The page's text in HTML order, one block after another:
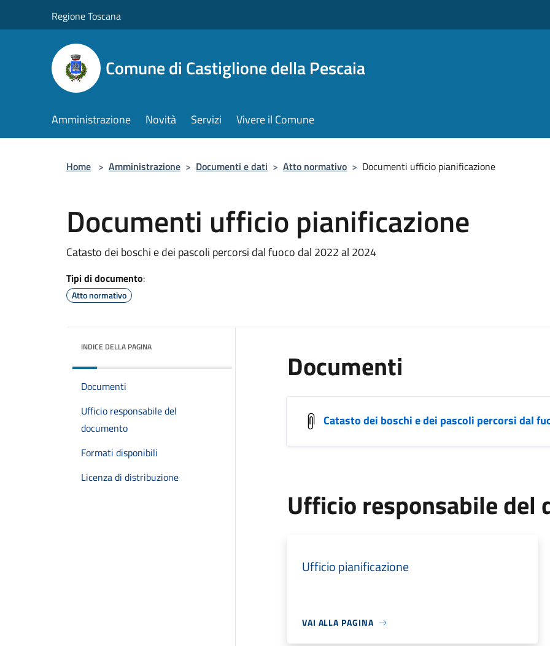
Regione Toscana
Comune di Castiglione della Pescaia
Amministrazione Novità Servizi Vivere il Comune
Home > Amministrazione > Documenti e dati > Atto normativo > Documenti ufficio pianificazione
Documenti ufficio pianificazione
Catasto dei boschi e dei pascoli percorsi dal fuoco dal 2022 al 2024
Tipi di documento:
Atto normativo
INDICE DELLA PAGINA
Documenti
Ufficio responsabile del
documento
Formati disponibili
Licenza di distribuzione
Documenti
Catasto dei boschi e dei pascoli percorsi dal
Ufficio responsabile del
Ufficio pianificazione
VAI ALLA PAGINA